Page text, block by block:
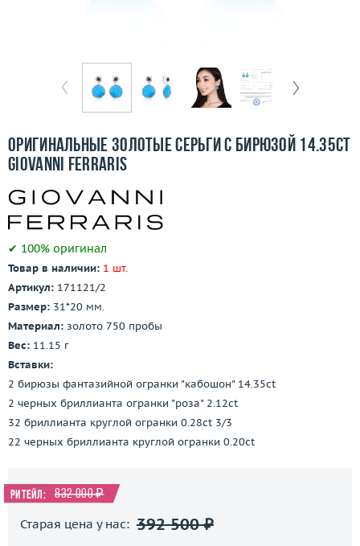
Покупка и оплата
Ломбард
Контакты
Оригинальные золотые серьги с бирюзой 14.35ct
Giovanni Ferraris
✔ 100% оригинал
Товар в наличии: 1 шт.
Артикул: 171121/2
Размер: 31*20 мм.
Материал: золото 750 пробы
Вес: 11.15 г
Вставки:
2 бирюзы фантазийной огранки "кабошон" 14.35ct
2 черных бриллианта огранки "роза" 2.12ct
32 бриллианта круглой огранки 0.28ct 3/3
22 черных бриллианта круглой огранки 0.20ct
Ритейл: 832 000 ₽
Старая цена у нас: 392 500 ₽